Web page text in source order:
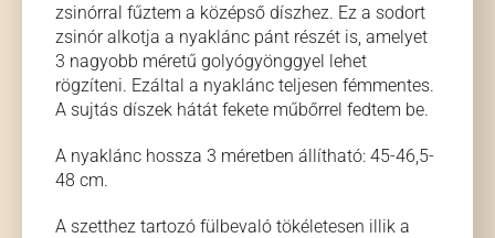
zsinórral fűztem a középső díszhez. Ez a sodort
zsinór alkotja a nyaklánc pánt részét is, amelyet
3 nagyobb méretű golyógyönggyel lehet
rögzíteni. Ezáltal a nyaklánc teljesen fémmentes.
A sujtás díszek hátát fekete műbőrrel fedtem be.
A nyaklánc hossza 3 méretben állítható: 45-46,5-
48 cm.
A szetthez tartozó fülbevaló tökéletesen illik a